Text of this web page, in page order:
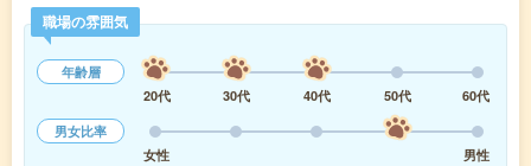
職場の雰囲気
年齢層
20代
30代 40代 50代
60代
男女比率
女性
男性